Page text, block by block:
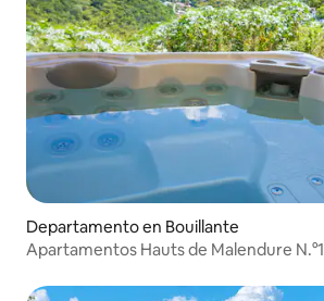
Departamento en Bouillante
Apartamentos Hauts de Malendure N.°1